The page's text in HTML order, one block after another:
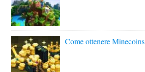
Come ottenere Minecoins